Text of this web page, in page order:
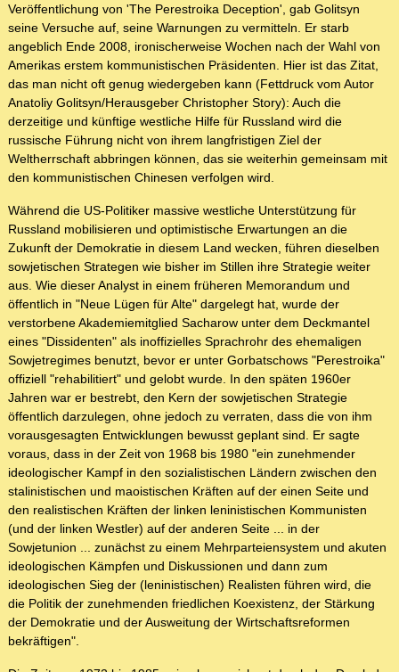
Veröffentlichung von 'The Perestroika Deception', gab Golitsyn
seine Versuche auf, seine Warnungen zu vermitteln. Er starb
angeblich Ende 2008, ironischerweise Wochen nach der Wahl von
Amerikas erstem kommunistischen Präsidenten. Hier ist das Zitat,
das man nicht oft genug wiedergeben kann (Fettdruck vom Autor
Anatoliy Golitsyn/Herausgeber Christopher Story): Auch die
derzeitige und künftige westliche Hilfe für Russland wird die
russische Führung nicht von ihrem langfristigen Ziel der
Weltherrschaft abbringen können, das sie weiterhin gemeinsam mit
den kommunistischen Chinesen verfolgen wird.
Während die US-Politiker massive westliche Unterstützung für
Russland mobilisieren und optimistische Erwartungen an die
Zukunft der Demokratie in diesem Land wecken, führen dieselben
sowjetischen Strategen wie bisher im Stillen ihre Strategie weiter
aus. Wie dieser Analyst in einem früheren Memorandum und
öffentlich in "Neue Lügen für Alte" dargelegt hat, wurde der
verstorbene Akademiemitglied Sacharow unter dem Deckmantel
eines "Dissidenten" als inoffizielles Sprachrohr des ehemaligen
Sowjetregimes benutzt, bevor er unter Gorbatschows "Perestroika"
offiziell "rehabilitiert" und gelobt wurde. In den späten 1960er
Jahren war er bestrebt, den Kern der sowjetischen Strategie
öffentlich darzulegen, ohne jedoch zu verraten, dass die von ihm
vorausgesagten Entwicklungen bewusst geplant sind. Er sagte
voraus, dass in der Zeit von 1968 bis 1980 "ein zunehmender
ideologischer Kampf in den sozialistischen Ländern zwischen den
stalinistischen und maoistischen Kräften auf der einen Seite und
den realistischen Kräften der linken leninistischen Kommunisten
(und der linken Westler) auf der anderen Seite ... in der
Sowjetunion ... zunächst zu einem Mehrparteiensystem und akuten
ideologischen Kämpfen und Diskussionen und dann zum
ideologischen Sieg der (leninistischen) Realisten führen wird, die
die Politik der zunehmenden friedlichen Koexistenz, der Stärkung
der Demokratie und der Ausweitung der Wirtschaftsreformen
bekräftigen".